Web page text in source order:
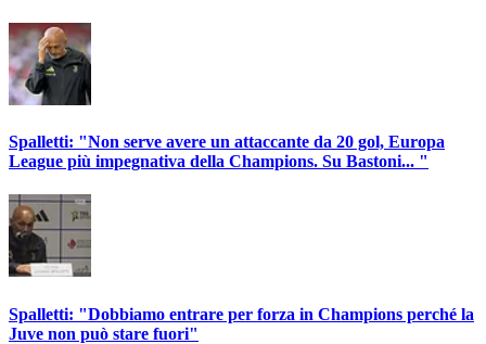
Spalletti: "Non serve avere un attaccante da 20 gol, Europa
League più impegnativa della Champions. Su Bastoni... "
Spalletti: "Dobbiamo entrare per forza in Champions perché la
Juve non può stare fuori"